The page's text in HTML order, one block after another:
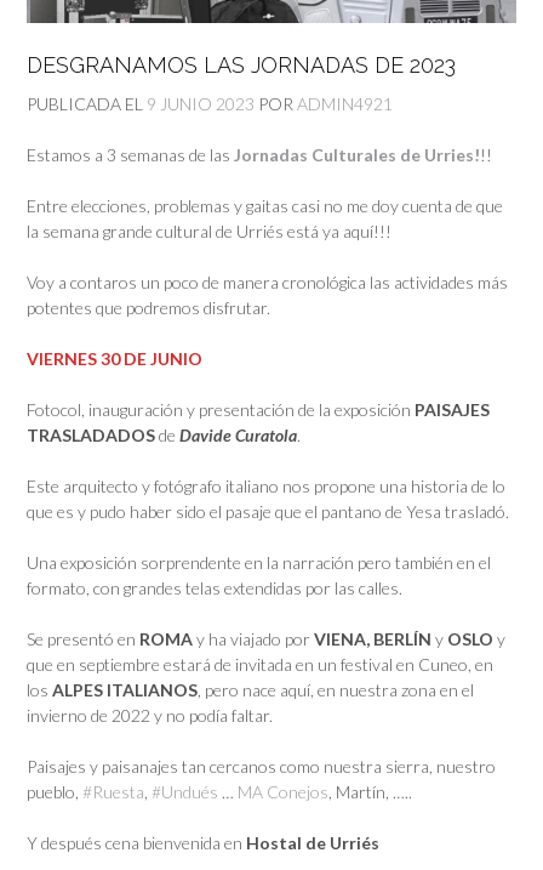
DESGRANAMOS LAS JORNADAS DE 2023
PUBLICADA EL 9 JUNIO 2023 POR ADMIN4921
Estamos a 3 semanas de las Jornadas Culturales de Urries!!!
Entre elecciones, problemas y gaitas casi no me doy cuenta de que
la semana grande cultural de Urriés está ya aquí!!!
Voy a contaros un poco de manera cronológica las actividades más
potentes que podremos disfrutar.
VIERNES 30 DE JUNIO
Fotocol, inauguración y presentación de la exposición PAISAJES
TRASLADADOSde Davide Curatola.
Este arquitecto y fotógrafo italiano nos propone una historia de lo
que es y pudo haber sido el pasaje que el pantano de Yesa trasladó.
Una exposición sorprendente en la narración pero también en el
formato, con grandes telas extendidas por las calles.
Se presentó en ROMAy ha viajado porVIENA, BERLÍN y OSLO y
que en septiembre estará de invitada en un festival en Cuneo, en
los ALPES ITALIANOS , pero nace aquí, en nuestra zona en el
invierno de 2022 y no podía faltar.
Paisajes y paisanajes tan cercanos como nuestra sierra, nuestro
pueblo, #Ruesta #Undués … MA Conejos , Martín, …..
Y después cena bienvenida en Hostal de Urriés